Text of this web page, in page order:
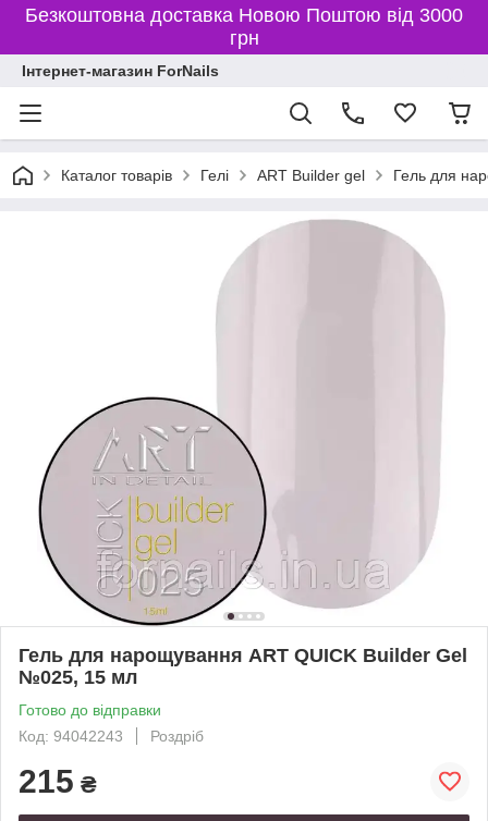
Безкоштовна доставка Новою Поштою від 3000
грн
Інтернет-магазин ForNails
Каталог товарів Гелі ART Builder gel Гель для
Гель для нарощування ART QUICK Builder Gel
№025, 15 мл
Готово до відправки
Код: 94042243
Роздріб
215 ₴